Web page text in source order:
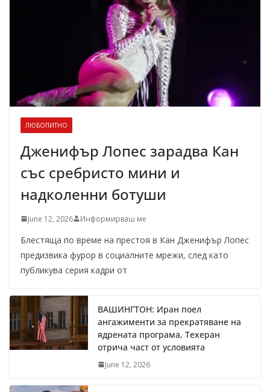
ЛЮБОПИТНО
Дженифър Лопес зарадва Кан
със сребристо мини и
надколенни ботуши
June 12, 2026 Информирваш ме
Блестяща по време на престоя в Кан Дженифър Лопес
предизвика фурор в социалните мрежи, след като
публикува серия кадри от
ВАШИНГТОН: Иран поел
ангажименти за прекратяване на
ядрената програма, Техеран
отрича част от условията
June 12, 2026